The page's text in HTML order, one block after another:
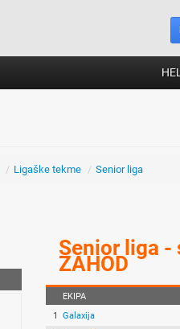
/ Ligaške tekme / Senior liga
Senior liga -
ZAHOD
EKIPA
1
Galaxija